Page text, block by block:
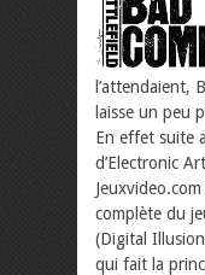
l’attendaient,
laisse un peu
En effet suite
d’Electronic
complète du
(Digital
qui fait la